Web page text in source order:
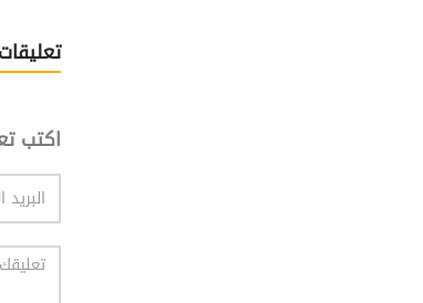
تعليقات
اكتب